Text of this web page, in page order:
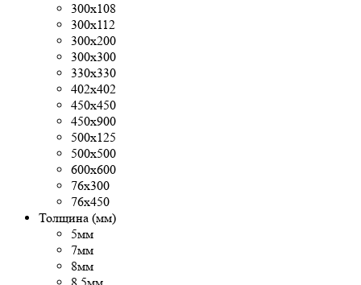
300х108
300х112
300х200
300х300
330х330
402х402
450х450
450х900
500x125
500х500
600х600
76х300
76х450
Толщина (мм)
5мм
7мм
8мм